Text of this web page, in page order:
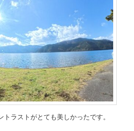
ラストがとても美しかったです。